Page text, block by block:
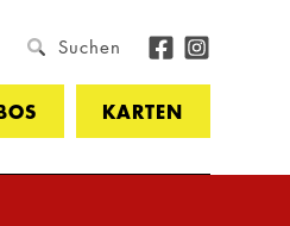
Suchen
KARTEN